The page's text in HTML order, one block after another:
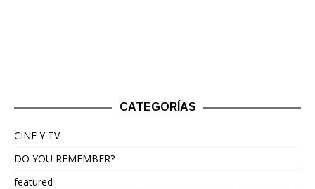
CATEGORÍAS
CINE Y TV
DO YOU REMEMBER?
featured